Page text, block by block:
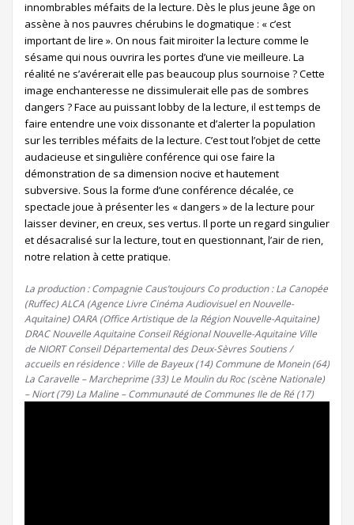
innombrables méfaits de la lecture. Dès le plus jeune âge on
assène à nos pauvres chérubins le dogmatique : « c’est
important de lire ». On nous fait miroiter la lecture comme le
sésame qui nous ouvrira les portes d’une vie meilleure. La
réalité ne s’avérerait elle pas beaucoup plus sournoise ? Cette
image enchanteresse ne dissimulerait elle pas de sombres
dangers ? Face au puissant lobby de la lecture, il est temps de
faire entendre une voix dissonante et d’alerter la population
sur les terribles méfaits de la lecture. C’est tout l’objet de cette
audacieuse et singulière conférence qui ose faire la
démonstration de sa dimension nocive et hautement
subversive. Sous la forme d’une conférence décalée, ce
spectacle joue à présenter les « dangers » de la lecture pour
laisser deviner, en creux, ses vertus. Il porte un regard singulier
et désacralisé sur la lecture, tout en questionnant, l’air de rien,
notre relation à cette pratique.
La production : Compagnie Caus’toujours Co production : La Canopée
(Ruffec) ALCA (Agence Livre Cinéma Audiovisuel en Nouvelle-
Aquitaine) OARA (Office Artistique de la Région Nouvelle-Aquitaine)
DRAC Nouvelle Aquitaine Conseil Régional Nouvelle-Aquitaine Ville
de NIORT Conseil Départemental des Deux-Sèvres Soutiens /
accueils en résidence : Ville de Bayeux (14) Commune de Monein (64)
La Caravelle – Marcheprime (33) Le Moulin du Roc (scène Nationale)
– Niort (79) La Maline – Communauté de Communes Ile de Ré (17)